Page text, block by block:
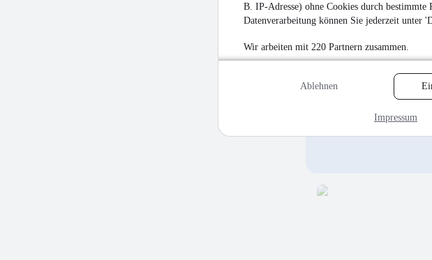
B. IP-Adresse) ohne Cookies durch bestimmte
Datenverarbeitung können Sie jederzeit unter
Wir arbeiten mit 220 Partnern zusammen.
Ablehnen
Impressum